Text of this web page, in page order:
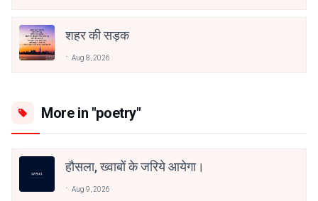
शहर की सड़क
Aug 8, 2026
More in "poetry"
हौसला, ख्वाबों के जरिये आयेगा।
Aug 9, 2026